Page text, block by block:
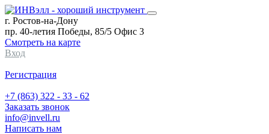
г. Ростов-на-Дону
пр. 40-летия Победы, 85/5 Офис 3
Смотреть на карте
Вход
Регистрация
+7 (863) 322 - 33 - 62
Заказать звонок
info@invell.ru
Написать нам